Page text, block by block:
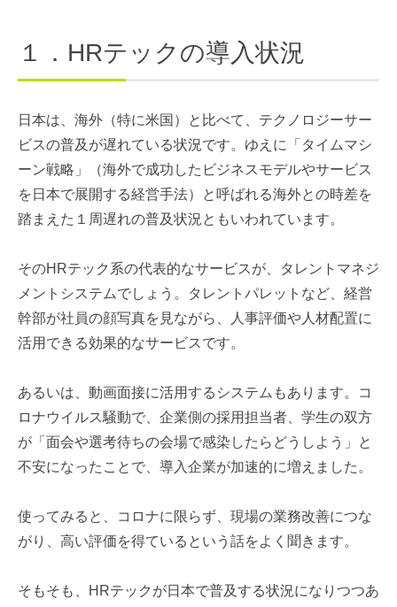
１．HRテックの導入状況
日本は、海外（特に米国）と比べて、テクノロジーサー
ビスの普及が遅れている状況です。ゆえに「タイムマシ
ーン戦略」（海外で成功したビジネスモデルやサービス
を日本で展開する経営手法）と呼ばれる海外との時差を
踏まえた１周遅れの普及状況ともいわれています。
そのHRテック系の代表的なサービスが、タレントマネジ
メントシステムでしょう。タレントパレットなど、経営
幹部が社員の顔写真を見ながら、人事評価や人材配置に
活用できる効果的なサービスです。
あるいは、動画面接に活用するシステムもあります。コ
ロナウイルス騒動で、企業側の採用担当者、学生の双方
が「面会や選考待ちの会場で感染したらどうしよう」と
不安になったことで、導入企業が加速的に増えました。
使ってみると、コロナに限らず、現場の業務改善につな
がり、高い評価を得ているという話をよく聞きます。
そもそも、HRテックが日本で普及する状況になりつつあ